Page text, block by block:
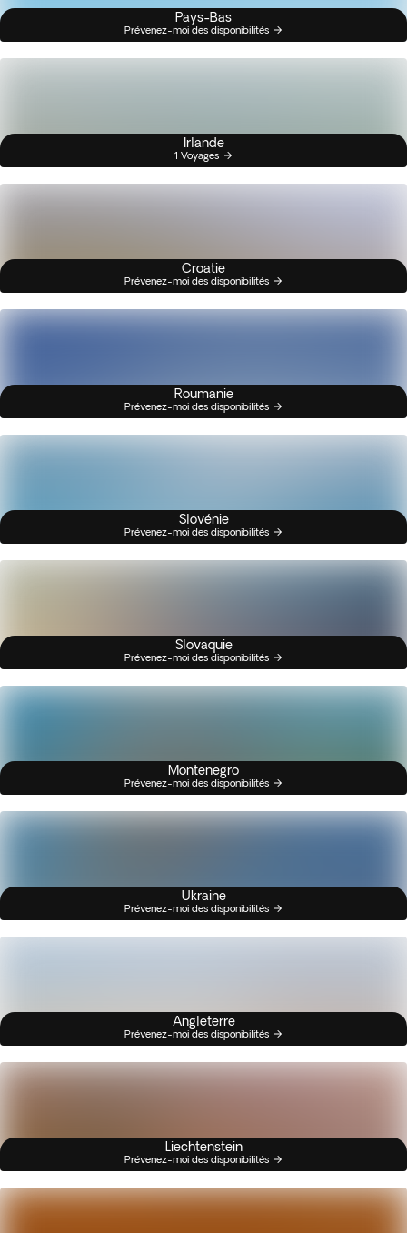
Pays-Bas
Prévenez-moi des disponibilités
Irlande
1 Voyages
Croatie
Prévenez-moi des disponibilités
Roumanie
Prévenez-moi des disponibilités
Slovénie
Prévenez-moi des disponibilités
Slovaquie
Prévenez-moi des disponibilités
Montenegro
Prévenez-moi des disponibilités
Ukraine
Prévenez-moi des disponibilités
Angleterre
Prévenez-moi des disponibilités
Liechtenstein
Prévenez-moi des disponibilités